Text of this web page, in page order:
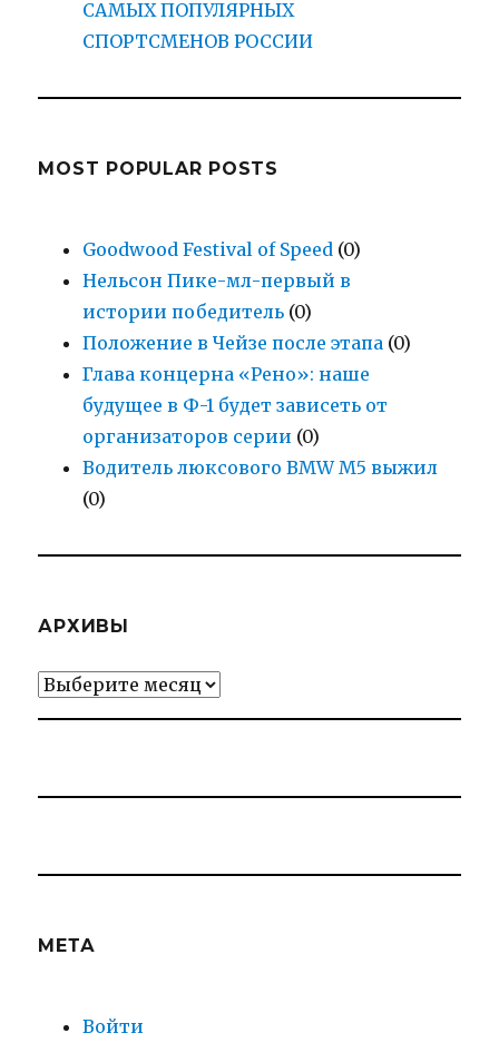
САМЫХ ПОПУЛЯРНЫХ
СПОРТСМЕНОВ РОССИИ
MOST POPULAR POSTS
Goodwood Festival of Speed (0)
Нельсон Пике-мл-первый в
истории победитель (0)
Положение в Чейзе после этапа (0)
Глава концерна «Рено»: наше
будущее в Ф-1 будет зависеть от
организаторов серии (0)
Водитель люксового BMW M5 выжил
(0)
АРХИВЫ
Архивы
МЕТА
Войти